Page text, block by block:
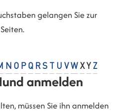
gelangen Sie zur
N O P Q R S U V W X Y Z
anmelden
müssen Sie ihn anmelden